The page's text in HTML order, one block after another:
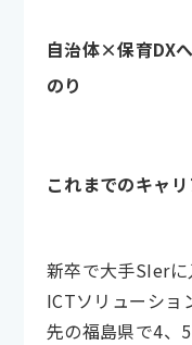
自治体×保育DX
のり
これまでのキャ
新卒で大手SIer
ICTソリューショ
先の福島県で4、